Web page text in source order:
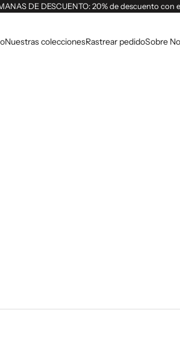
DE DESCUENTO: 20% de descuento con
Nuestras coleccionesRastrear pedidoSobre